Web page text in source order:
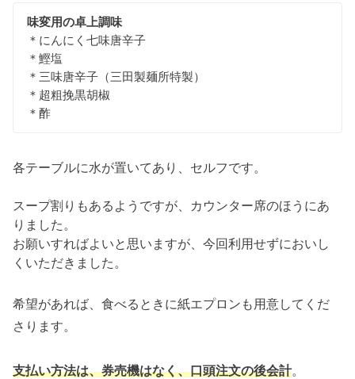
味変用の卓上調味
＊にんにく七味唐辛子
＊鰹塩
＊三味唐辛子（三田製麺所特製）
＊超粗挽黒胡椒
＊酢
各テーブルに水が置いてあり、セルフです。
スープ割りもあるようですが、カウンター席のほうにあ
りました。
お願いすればよいと思いますが、今回利用せずにおいし
くいただきました。
希望があれば、食べるときに紙エプロンも用意してくだ
さります。
支払い方法は、券売機はなく、口頭注文の後会計。